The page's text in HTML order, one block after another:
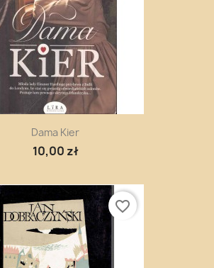
Dama Kier
10,00 zł
favorite_border